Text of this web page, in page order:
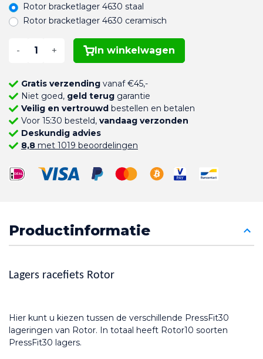
Rotor bracketlager 4630 staal
Rotor bracketlager 4630 ceramisch
- + In winkelwagen
Gratis verzendingvanaf €45,-
Niet goed, geld teruggarantie
Veilig en vertrouwdbestellen en betalen
Voor 15:30 besteld, vandaag verzonden
Deskundig advies
8,8met 1019 beoordelingen
Productinformatie
Lagers racefiets Rotor
Hier kunt u kiezen tussen de verschillende PressFit30
lageringen van Rotor. In totaal heeft Rotor10 soorten
PressFit30 lagers.